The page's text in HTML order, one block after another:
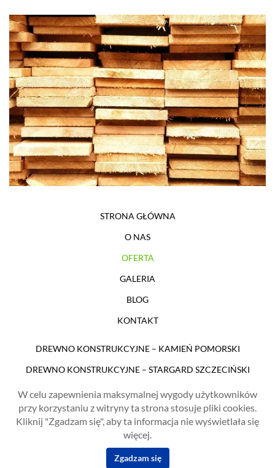
STRONA GŁÓWNA
O NAS
OFERTA
GALERIA
BLOG
KONTAKT
DREWNO KONSTRUKCYJNE – KAMIEŃ POMORSKI
DREWNO KONSTRUKCYJNE – STARGARD SZCZECIŃSKI
DREWNO KONSTRUKCYJNE ŚWINOUJŚCIE
CENTRUM DREWNA – WOODRES
ul. Gdańska 14
©2026 Projekt i realizacja
W celu zapewnienia maksymalnej wygody użytkowników
przy korzystaniu z witryny ta strona stosuje pliki cookies.
Kliknij "Zgadzam się", aby ta informacja nie wyświetlała się
więcej.
Zgadzam się